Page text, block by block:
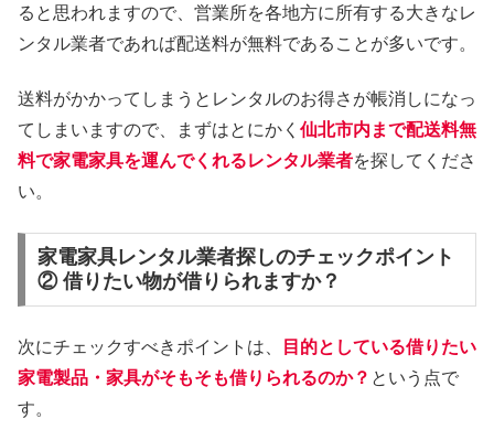
ると思われますので、営業所を各地方に所有する大きなレ
ンタル業者であれば配送料が無料であることが多いです。
送料がかかってしまうとレンタルのお得さが帳消しになっ
てしまいますので、まずはとにかく 仙北市内まで配送料無
料で家電家具を運んでくれるレンタル業者を探してくださ
い。
家電家具レンタル業者探しのチェックポイント
② 借りたい物が借りられますか？
次にチェックすべきポイントは、
目的としている借りたい
家電製品・家具がそもそも借りられるのか？ という点で
す。